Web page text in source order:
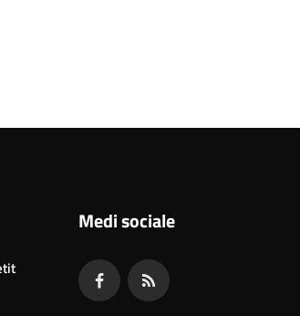
Medi sociale